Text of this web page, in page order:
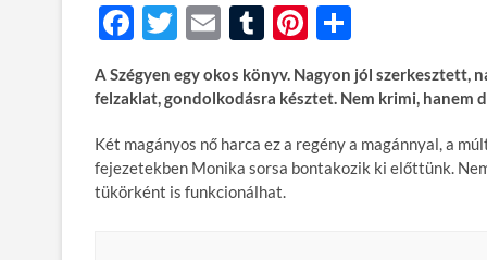
F
e
o
o
T
itt
E
m
ail
T
m
r
Pi
er
es
t
ss
za
e
A Szégyen egy okos könyv. Nagyon jól szerkesztett,
felzaklat, gondolkodásra késztet. Nem krimi, hanem
Két magányos nő harca ez a regény a magánnyal, a
fejezetekben Monika sorsa bontakozik ki előttünk.
tükörként is funkcionálhat.